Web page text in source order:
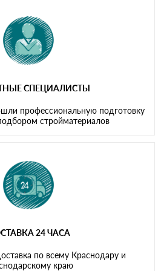
СПЕЦИАЛИСТЫ
профессиональную подготовку
стройматериалов
24 ЧАСА
по всему Краснодару и
краю